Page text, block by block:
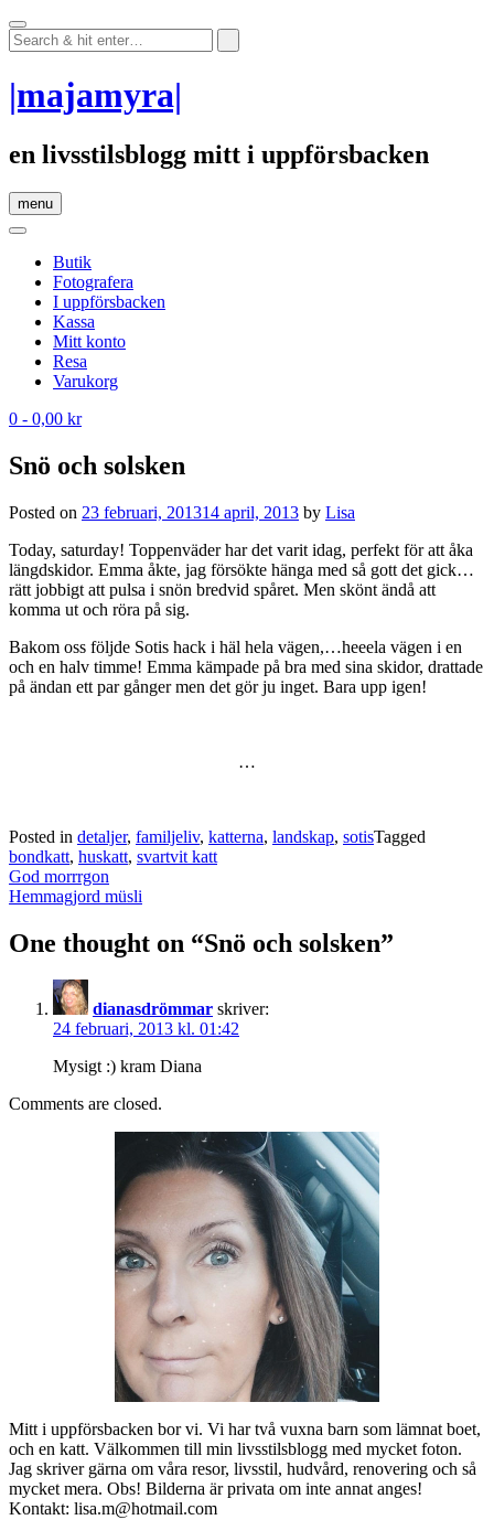
Skip
to
content
|majamyra|
en livsstilsblogg mitt i uppförsbacken
menu
Butik
Fotografera
I uppförsbacken
Kassa
Mitt konto
Resa
Varukorg
0 - 0,00 kr
Snö och solsken
Posted on 23 februari, 201314 april, 2013 by Lisa
Today, saturday! Toppenväder har det varit idag, perfekt för att åka
längdskidor. Emma åkte, jag försökte hänga med så gott det gick…
rätt jobbigt att pulsa i snön bredvid spåret. Men skönt ändå att
komma ut och röra på sig.
Bakom oss följde Sotis hack i häl hela vägen,…heeela vägen i en
och en halv timme! Emma kämpade på bra med sina skidor, drattade
på ändan ett par gånger men det gör ju inget. Bara upp igen!
…
Posted in detaljer, familjeliv, katterna, landskap, sotisTagged
bondkatt, huskatt, svartvit katt
Post
navigation
God morrrgon
Hemmagjord müsli
One thought on “Snö och solsken”
dianasdrömmar skriver:
24 februari, 2013 kl. 01:42
Mysigt :) kram Diana
Comments are closed.
Mitt i uppförsbacken bor vi. Vi har två vuxna barn som lämnat boet,
och en katt. Välkommen till min livsstilsblogg med mycket foton.
Jag skriver gärna om våra resor, livsstil, hudvård, renovering och så
mycket mera. Obs! Bilderna är privata om inte annat anges!
Kontakt: lisa.m@hotmail.com